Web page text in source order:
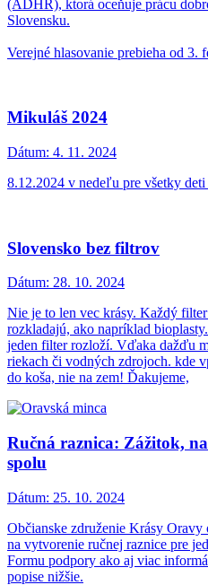
(ADHR), ktorá oceňuje prácu
Slovensku.
Verejné hlasovanie prebieha od 3.
Mikuláš 2024
Dátum: 4. 11. 2024
8.12.2024 v nedeľu pre všetky
Slovensko bez filtrov
Dátum: 28. 10. 2024
Nie je to len vec krásy. Každý
rozkladajú, ako napríklad
jeden filter rozloží. Vďaka dažďu
riekach či vodných zdrojoch. kde
do koša, nie na zem! Ďakujeme,
Ručná raznica: Zážitok,
spolu
Dátum: 25. 10. 2024
Občianske združenie Krásy
na vytvorenie ručnej raznice pre
Formu podpory ako aj viac
popise nižšie.